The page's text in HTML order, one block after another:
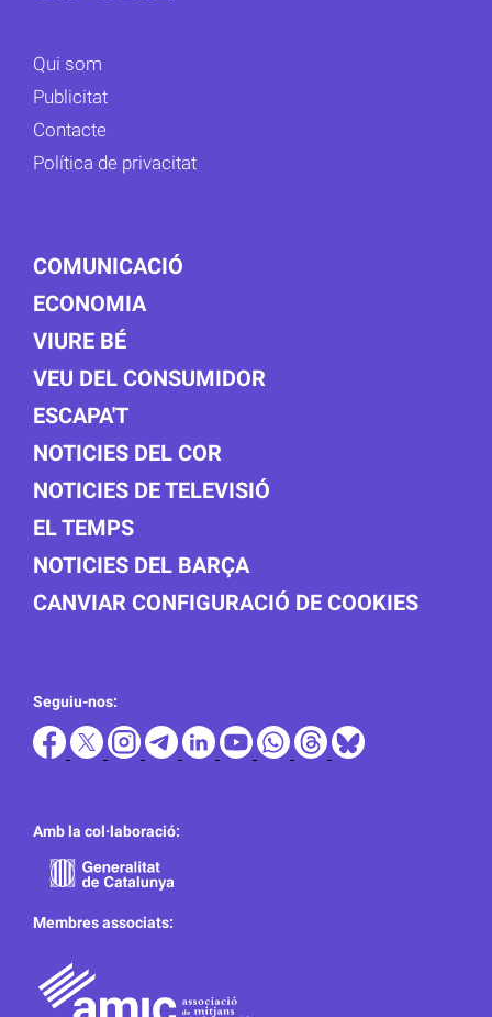
Qui som
Publicitat
Contacte
Política de privacitat
COMUNICACIÓ
ECONOMIA
VIURE BÉ
VEU DEL CONSUMIDOR
ESCAPA'T
NOTICIES DEL COR
NOTICIES DE TELEVISIÓ
EL TEMPS
NOTICIES DEL BARÇA
CANVIAR CONFIGURACIÓ DE COOKIES
Seguiu-nos:
Amb la col·laboració:
Membres associats: